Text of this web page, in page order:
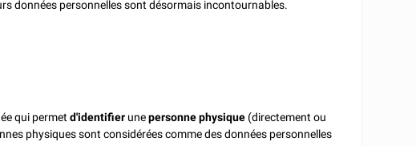
données personnelles sont désormais incontournables.
qui permetd'identifier unepersonne physique (directement ou
physiques sont considérées comme des données personnelles